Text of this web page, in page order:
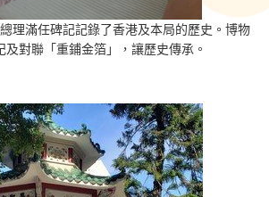
理滿任碑記記錄了香港及本局的歷史。博物
及對聯「重鋪金箔」，讓歷史傳承。